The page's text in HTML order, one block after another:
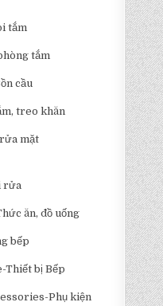
tắm
tắm
cầu
treo khăn
mặt
rửa
ăn, đồ uống
bếp
Thiết bị Bếp
Phụ kiện